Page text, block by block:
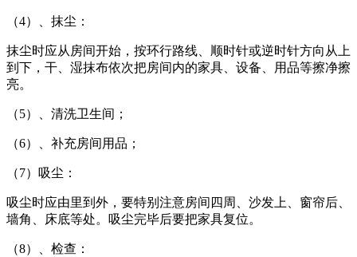
（4）、抹尘：
抹尘时应从房间开始，按环行路线、顺时针或逆时针方向从上
到下，干、湿抹布依次把房间内的家具、设备、用品等擦净擦
亮。
（5）、清洗卫生间；
（6）、补充房间用品；
（7）吸尘：
吸尘时应由里到外，要特别注意房间四周、沙发上、窗帘后、
墙角、床底等处。吸尘完毕后要把家具复位。
（8）、检查：